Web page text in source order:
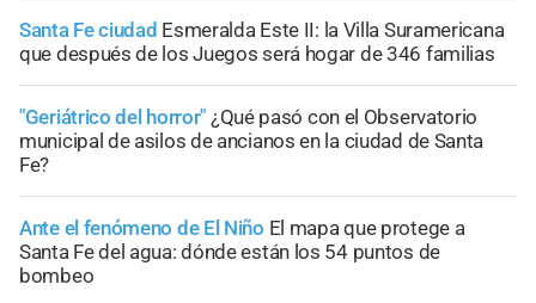
Santa Fe ciudad Esmeralda Este II: la Villa Suramericana
que después de los Juegos será hogar de 346 familias
"Geriátrico del horror" ¿Qué pasó con el Observatorio
municipal de asilos de ancianos en la ciudad de Santa
Fe?
Ante el fenómeno de El Niño El mapa que protege a
Santa Fe del agua: dónde están los 54 puntos de
bombeo